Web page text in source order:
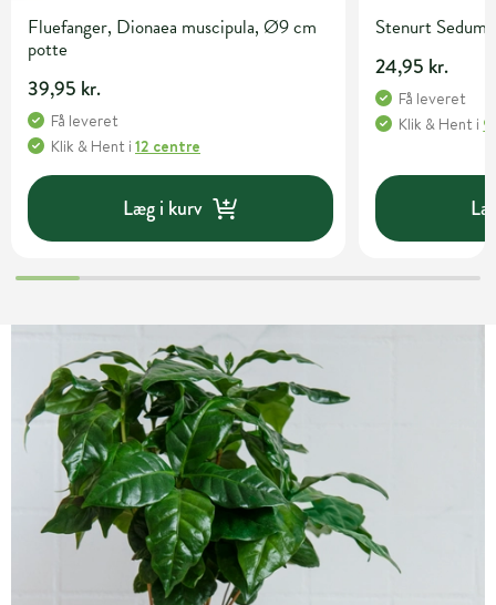
Fluefanger, Dionaea muscipula, Ø9 cm
potte
39,95 kr.
Få leveret
Klik & Hent i 12 centre
Læg i kurv
Stenurt
24,95 kr.
Få leveret
Klik & Hent i